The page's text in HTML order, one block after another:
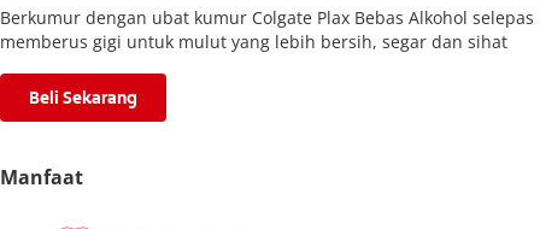
Berkumur dengan ubat kumur Colgate Plax Bebas Alkohol selepas
memberus gigi untuk mulut yang lebih bersih, segar dan sihat
Beli Sekarang
Manfaat